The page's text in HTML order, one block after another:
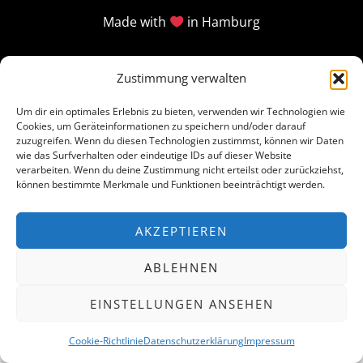
Zustimmung verwalten
Um dir ein optimales Erlebnis zu bieten, verwenden wir Technologien wie
Cookies, um Geräteinformationen zu speichern und/oder darauf
zuzugreifen. Wenn du diesen Technologien zustimmst, können wir Daten
wie das Surfverhalten oder eindeutige IDs auf dieser Website
verarbeiten. Wenn du deine Zustimmung nicht erteilst oder zurückziehst,
können bestimmte Merkmale und Funktionen beeinträchtigt werden.
AKZEPTIEREN
ABLEHNEN
EINSTELLUNGEN ANSEHEN
Cookie-RichtlinieDatenschutzerklärungImpressum
Made with in Hamburg